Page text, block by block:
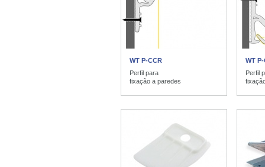
WT P-CCR
Perfil para
fixação a paredes
WT P-
Perfil